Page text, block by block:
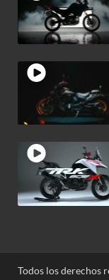
Todos los derechos